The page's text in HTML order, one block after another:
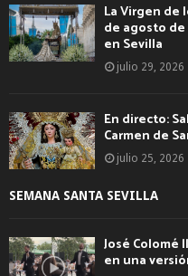
La Virgen de
de agosto
en Sevilla
julio 29, 2026
En directo:
Carmen de
julio 25, 2026
SEMANA SANTA SEVILLA
José Colomé
en una